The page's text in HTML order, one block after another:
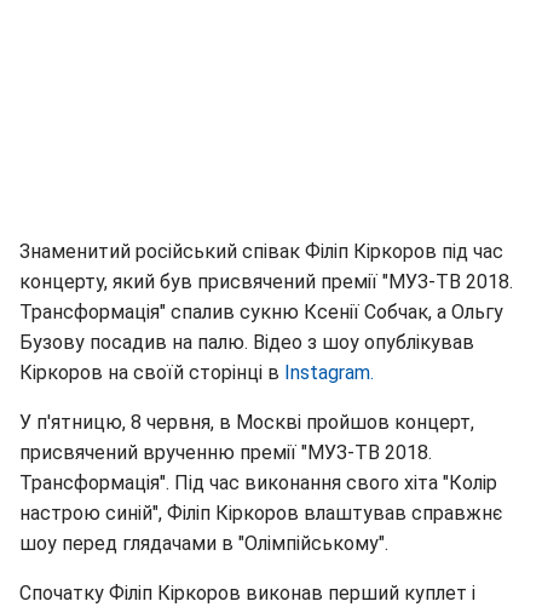
Знаменитий російський співак Філіп Кіркоров під час
концерту, який був присвячений премії "МУЗ-ТВ 2018.
Трансформація" спалив сукню Ксенії Собчак, а Ольгу
Бузову посадив на палю. Відео з шоу опублікував
Кіркоров на своїй сторінці в Instagram.
У п'ятницю, 8 червня, в Москві пройшов концерт,
присвячений врученню премії "МУЗ-ТВ 2018.
Трансформація". Під час виконання свого хіта "Колір
настрою синій", Філіп Кіркоров влаштував справжнє
шоу перед глядачами в "Олімпійському".
Спочатку Філіп Кіркоров виконав перший куплет і